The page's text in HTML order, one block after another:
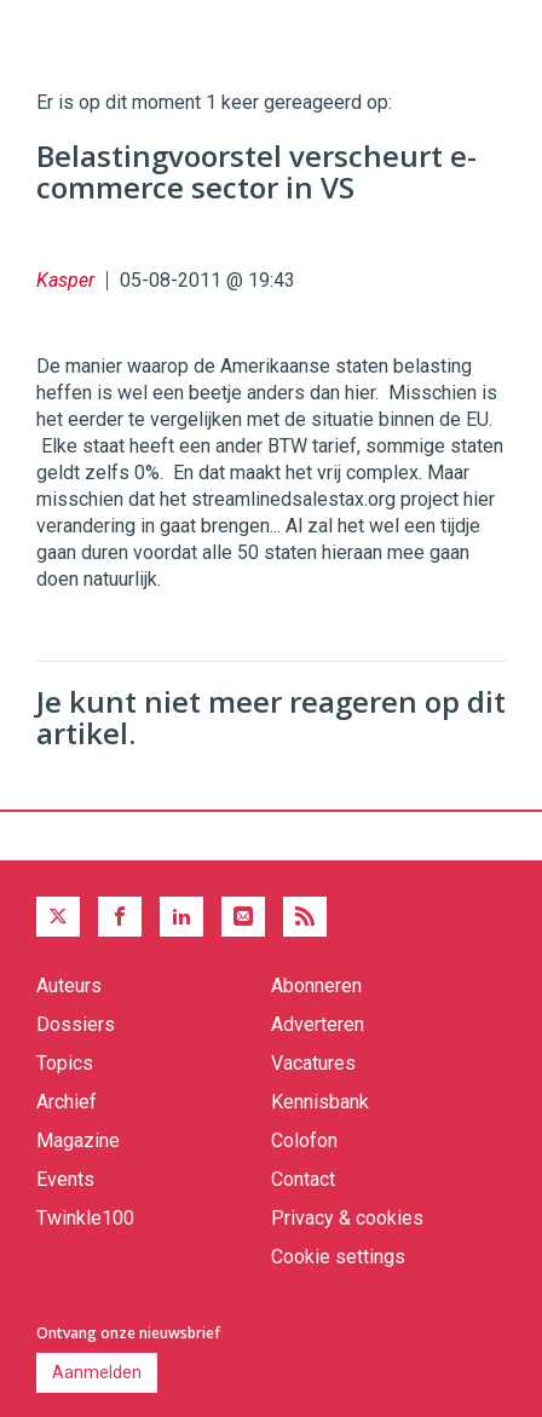
|
Digital
Commercehttps://twinklemagazine.nl
9654
Er is op dit moment 1 keer gereageerd op:
Belastingvoorstel verscheurt e-
commerce sector in VS
Kasper 05-08-2011 @ 19:43
De manier waarop de Amerikaanse staten belasting
heffen is wel een beetje anders dan hier. Misschien is
het eerder te vergelijken met de situatie binnen de EU.
Elke staat heeft een ander BTW tarief, sommige staten
geldt zelfs 0%. En dat maakt het vrij complex. Maar
misschien dat het streamlinedsalestax.org project hier
verandering in gaat brengen... Al zal het wel een tijdje
gaan duren voordat alle 50 staten hieraan mee gaan
doen natuurlijk.
Je kunt niet meer reageren op dit
artikel.
Quick
Auteurs
Dossiers
Topics
Archief
Magazine
Events
Twinkle100
Abonneren
Adverteren
Vacatures
Kennisbank
Colofon
Contact
Privacy & cookies
Cookie settings
Ontvang onze nieuwsbrief
Aanmelden